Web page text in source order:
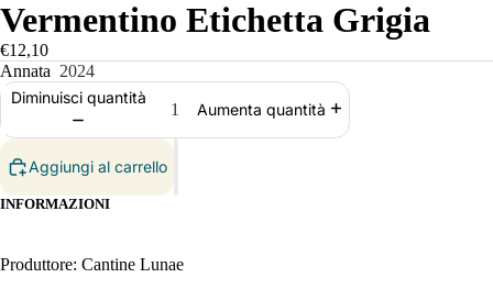
Vermentino Etichetta Grigia
€12,10
Annata 2024
Diminuisci quantità
Aumenta quantità
Aggiungi al carrello
INFORMAZIONI
Produttore: Cantine Lunae